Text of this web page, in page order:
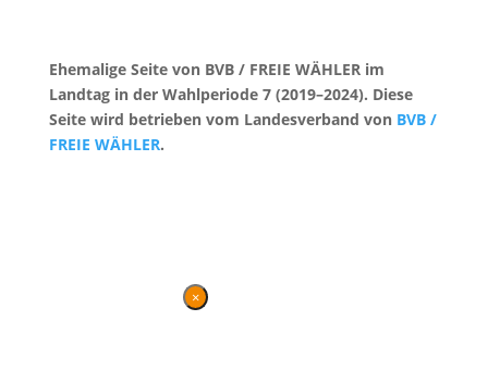
Ehemalige Seite von BVB / FREIE WÄHLER im
Landtag in der Wahlperiode 7 (2019–2024). Diese
Seite wird betrieben vom Landesverband von BVB /
FREIE WÄHLER.
×